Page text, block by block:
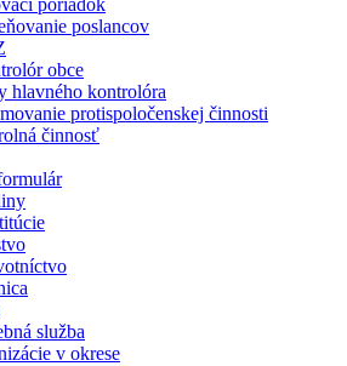
poriadok
poslancov
obce
hlavného kontrolóra
protispoločenskej činnosti
činnosť
služba
v okrese